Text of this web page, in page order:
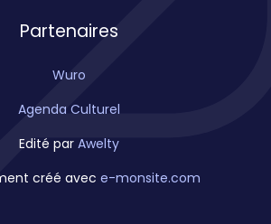
Partenaires
Wuro
Agenda Culturel
Edité par Awelty
créé avec e-monsite.com